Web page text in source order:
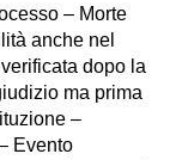
– Morte
anche nel
dopo la
ma prima
–
Evento